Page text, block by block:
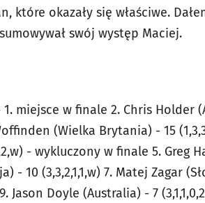
które okazały się właściwe.
swój występ Maciej.
1. miejsce w finale 2. Chris Holder
(Wielka Brytania) - 15
- wykluczony w finale 5. Greg
- 10 (3,3,2,1,1,w) 7. Matej Zagar
Jason Doyle (Australia) - 7